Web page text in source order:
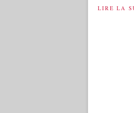
LIRE LA